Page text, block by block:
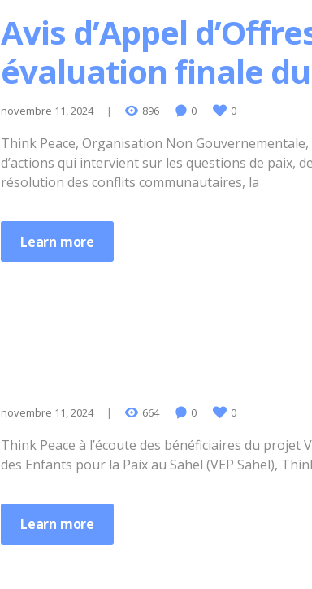
Avis d’Appel
évaluation finale du
novembre 11, 2024 896 0 0
Think Peace, Organisation Non
d’actions qui intervient sur les questions de paix,
résolution des conflits communautaires, la
Learn more
novembre 11, 2024 664 0 0
Think Peace à l’écoute des bénéficiaires du projet
des Enfants pour la Paix au Sahel (VEP Sahel),
Learn more